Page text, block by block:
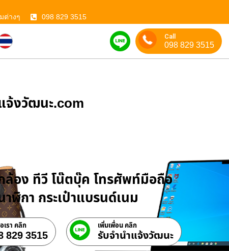
ต่างๆ 098 829 3515
Call
098 829 3515
จ้งวัฒนะ.com
นำสินค้าไอที
ล้อง ทีวี โน๊ตบุ๊ค โทรศัพท์มือถือ
ฬิกา กระเป๋าแบรนด์เนม
เรา คลิก
829 3515
เพิ่มเพื่อน คลิก
รับจํานําแจ้งวัฒนะ